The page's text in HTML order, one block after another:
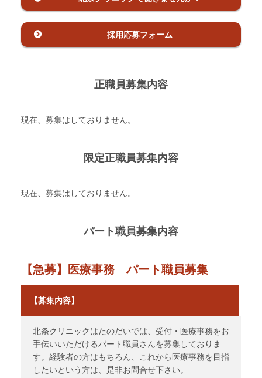
採用応募フォーム
正職員募集内容
現在、募集はしておりません。
限定正職員募集内容
現在、募集はしておりません。
パート職員募集内容
【急募】医療事務 パート職員募集
【募集内容】
北条クリニックはたのだいでは、受付・医療事務をお
手伝いいただけるパート職員さんを募集しておりま
す。経験者の方はもちろん、これから医療事務を目指
したいという方は、是非お問合せ下さい。